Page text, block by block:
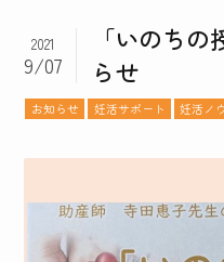
「いのち
らせ
2021
9/07
お知らせ 妊活サポート 妊活ノ